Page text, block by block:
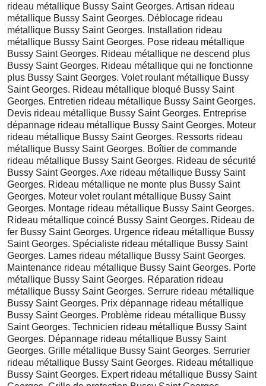
rideau métallique Bussy Saint Georges. Artisan rideau
métallique Bussy Saint Georges. Déblocage rideau
métallique Bussy Saint Georges. Installation rideau
métallique Bussy Saint Georges. Pose rideau métallique
Bussy Saint Georges. Rideau métallique ne descend plus
Bussy Saint Georges. Rideau métallique qui ne fonctionne
plus Bussy Saint Georges. Volet roulant métallique Bussy
Saint Georges. Rideau métallique bloqué Bussy Saint
Georges. Entretien rideau métallique Bussy Saint Georges.
Devis rideau métallique Bussy Saint Georges. Entreprise
dépannage rideau métallique Bussy Saint Georges. Moteur
rideau métallique Bussy Saint Georges. Ressorts rideau
métallique Bussy Saint Georges. Boîtier de commande
rideau métallique Bussy Saint Georges. Rideau de sécurité
Bussy Saint Georges. Axe rideau métallique Bussy Saint
Georges. Rideau métallique ne monte plus Bussy Saint
Georges. Moteur volet roulant métallique Bussy Saint
Georges. Montage rideau métallique Bussy Saint Georges.
Rideau métallique coincé Bussy Saint Georges. Rideau de
fer Bussy Saint Georges. Urgence rideau métallique Bussy
Saint Georges. Spécialiste rideau métallique Bussy Saint
Georges. Lames rideau métallique Bussy Saint Georges.
Maintenance rideau métallique Bussy Saint Georges. Porte
métallique Bussy Saint Georges. Réparation rideau
métallique Bussy Saint Georges. Serrure rideau métallique
Bussy Saint Georges. Prix dépannage rideau métallique
Bussy Saint Georges. Problème rideau métallique Bussy
Saint Georges. Technicien rideau métallique Bussy Saint
Georges. Dépannage rideau métallique Bussy Saint
Georges. Grille métallique Bussy Saint Georges. Serrurier
rideau métallique Bussy Saint Georges. Rideau métallique
Bussy Saint Georges. Expert rideau métallique Bussy Saint